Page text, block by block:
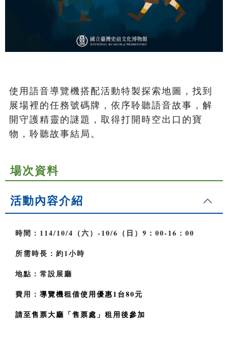
使用語音導覽機搭配活動特製探索地圖，找到
展場裡的任務號碼牌，依序聆聽語音故事，解
開守護精靈的謎題，取得打開時空出口的寶
物，聆聽故事結局。
場次資料
活動內容介紹
時間：114/10/4（六）-10/6（日）9：00-16：00
所需時長：約1小時
地點：常設展廳
費用： 導覽機租借使用優惠1台80元
請至售票大廳「售票處」租用後參加